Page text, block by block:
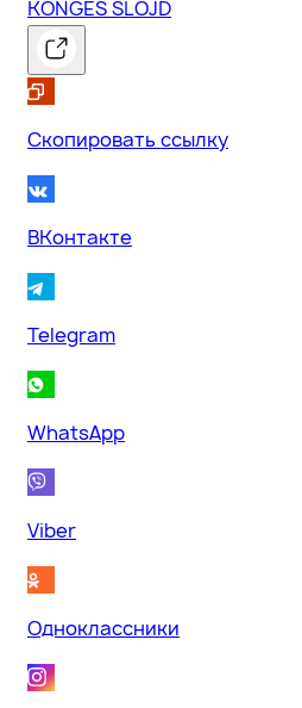
KONGES SLOJD
Скопировать ссылку
ВКонтакте
Telegram
WhatsApp
Viber
Одноклассники